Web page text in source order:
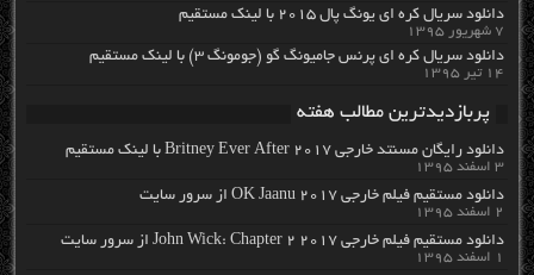
دانلود سریال کره ای یونگ پال ۲۰۱۵ با لینک مستقیم
۷ شهریور ۱۳۹۵
دانلود سریال کره ای پرنس جامیونگ گو (جومونگ ۳) با لینک مستقیم
۱۴ تیر ۱۳۹۵
پربازدیدترین مطالب هفته
دانلود رایگان مسنتد خارجی Britney Ever After 2017 با لینک مستقیم
۳ اسفند ۱۳۹۵
دانلود مستقیم فیلم خارجی OK Jaanu 2017 از سرور سایت
۲ اسفند ۱۳۹۵
دانلود مستقیم فیلم خارجی John Wick: Chapter 2 2017 از سرور سایت
۱ اسفند ۱۳۹۵